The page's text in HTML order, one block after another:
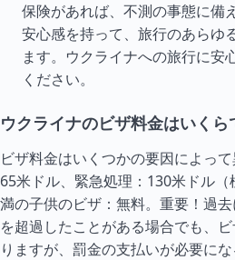
保険があれば、不測の事態に備
安心感を持って、旅行のあらゆ
ます。ウクライナへの旅行に安
ください。
ウクライナのビザ料金はいくら
ビザ料金はいくつかの要因によっ
65米ドル、緊急処理：130米ドル
満の子供のビザ：無料。重要！過
を超過したことがある場合でも、
りますが、罰金の支払いが必要にな